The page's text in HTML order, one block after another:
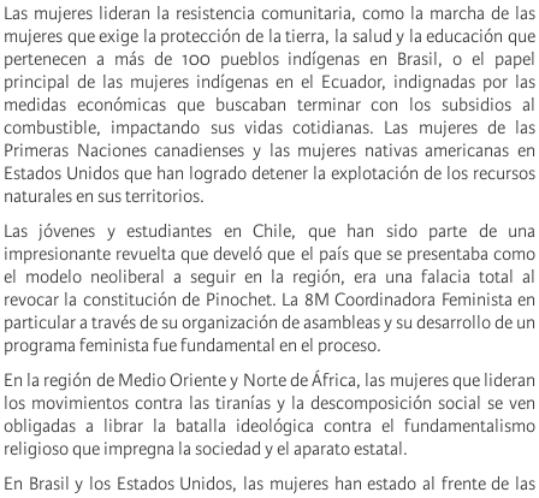
Las mujeres lideran la resistencia comunitaria, como la marcha de las
mujeres que exige la protección de la tierra, la salud y la educación que
pertenecen a más de 100 pueblos indígenas en Brasil, o el papel
principal de las mujeres indígenas en el Ecuador, indignadas por las
medidas económicas que buscaban terminar con los subsidios al
combustible, impactando sus vidas cotidianas. Las mujeres de las
Primeras Naciones canadienses y las mujeres nativas americanas en
Estados Unidos que han logrado detener la explotación de los recursos
naturales en sus territorios.
Las jóvenes y estudiantes en Chile, que han sido parte de una
impresionante revuelta que develó que el país que se presentaba como
el modelo neoliberal a seguir en la región, era una falacia total al
revocar la constitución de Pinochet. La 8M Coordinadora Feminista en
particular a través de su organización de asambleas y su desarrollo de un
programa feminista fue fundamental en el proceso.
En la región de Medio Oriente y Norte de África, las mujeres que lideran
los movimientos contra las tiranías y la descomposición social se ven
obligadas a librar la batalla ideológica contra el fundamentalismo
religioso que impregna la sociedad y el aparato estatal.
En Brasil y los Estados Unidos, las mujeres han estado al frente de las